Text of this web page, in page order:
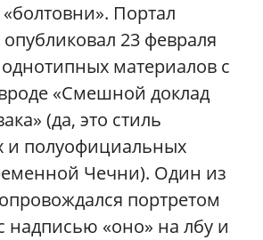
Портал
23 февраля
материалов с
«Смешной доклад
(да, это стиль
и полуофициальных
Чечни). Один из
портретом
«оно» на лбу и